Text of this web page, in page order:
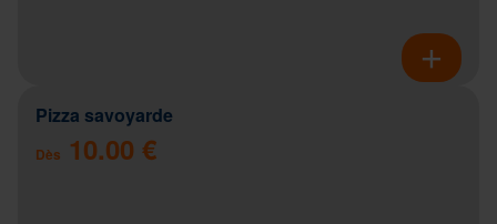
Pizza savoyarde
Dès 10.00 €